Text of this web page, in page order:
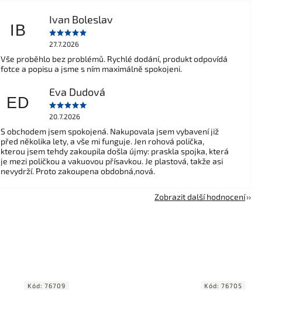
IB
Ivan Boleslav
27.7.2026
Vše proběhlo bez problémů. Rychlé dodání, produkt odpovídá
fotce a popisu a jsme s ním maximálně spokojeni.
ED
Eva Dudová
20.7.2026
S obchodem jsem spokojená. Nakupovala jsem vybavení již
před několika lety, a vše mi funguje. Jen rohová polička,
kterou jsem tehdy zakoupila došla újmy: praskla spojka, která
je mezi poličkou a vakuovou přísavkou. Je plastová, takže asi
nevydrží. Proto zakoupena obdobná,nová.
Zobrazit další hodnocení
Kód: 76709 Kód: 76705